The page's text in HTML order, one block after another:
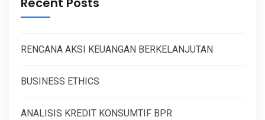
RENCANA AKSI KEUANGAN BERKELANJUTAN
BUSINESS ETHICS
ANALISIS KREDIT KONSUMTIF BPR